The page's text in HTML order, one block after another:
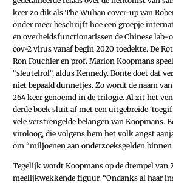
keer zo dik als The Wuhan cover-up van
onder meer beschrijft hoe een groepje
en overheids­functionarissen de ­Chinese lab-
cov-2 virus vanaf begin 2020 toedekte. De
Ron Fouchier en prof. Marion Koopmans
“sleutelrol“, aldus Kennedy. Bonte doet dat
niet bepaald dunnetjes. Zo wordt de naam
264 keer genoemd in de trilogie. Al zit het
derde boek sluit af met een uitgebreide
vele verstrengelde belangen van Koopmans.
viroloog, die volgens hem het volk angst
om “miljoenen aan onderzoeksgelden binnen
Tegelijk wordt Koopmans op de drempel van
meelijkwekkende figuur. “Ondanks al haar